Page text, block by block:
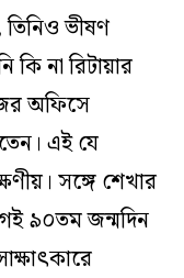
ভীষণ
না রিটায়ার
অফিসে
এই যে
সঙ্গে শেখার
৯০তম জন্মদিন